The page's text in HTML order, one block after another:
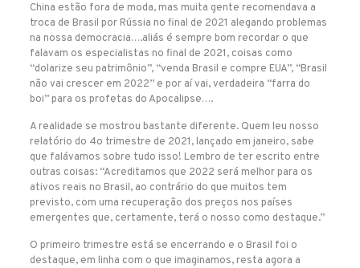
China estão fora de moda, mas muita gente recomendava a
troca de Brasil por Rússia no final de 2021 alegando problemas
na nossa democracia….aliás é sempre bom recordar o que
falavam os especialistas no final de 2021, coisas como
“dolarize seu patrimônio”, “venda Brasil e compre EUA”, “Brasil
não vai crescer em 2022” e por aí vai, verdadeira “farra do
boi” para os profetas do Apocalipse….
A realidade se mostrou bastante diferente. Quem leu nosso
relatório do 4o trimestre de 2021, lançado em janeiro, sabe
que falávamos sobre tudo isso! Lembro de ter escrito entre
outras coisas: “Acreditamos que 2022 será melhor para os
ativos reais no Brasil, ao contrário do que muitos tem
previsto, com uma recuperação dos preços nos países
emergentes que, certamente, terá o nosso como destaque.”
O primeiro trimestre está se encerrando e o Brasil foi o
destaque, em linha com o que imaginamos, resta agora a